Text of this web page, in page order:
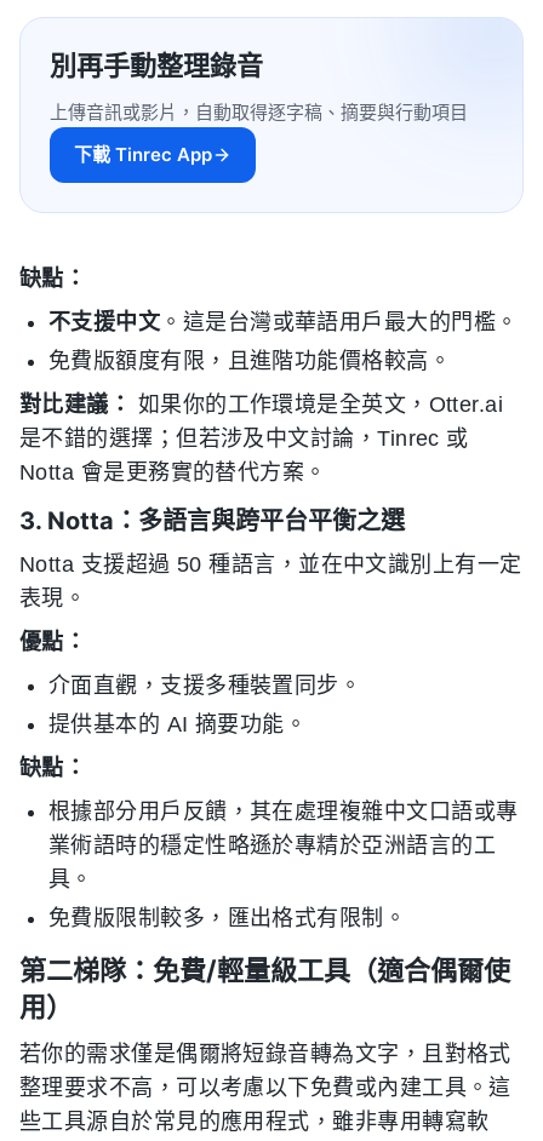
別再手動整理錄音
上傳音訊或影片，自動取得逐字稿、摘要與行動項目
下載 Tinrec App
缺點：
不支援中文 。這是台灣或華語用戶最大的門檻。
免費版額度有限，且進階功能價格較高。
對比建議：
如果你的工作環境是全英文，Otter.ai
是不錯的選擇；但若涉及中文討論，Tinrec 或
Notta 會是更務實的替代方案。
3. Notta：多語言與跨平台平衡之選
Notta 支援超過 50 種語言，並在中文識別上有一定
表現。
優點：
介面直觀，支援多種裝置同步。
提供基本的 AI 摘要功能。
缺點：
根據部分用戶反饋，其在處理複雜中文口語或專
業術語時的穩定性略遜於專精於亞洲語言的工
具。
免費版限制較多，匯出格式有限制。
第二梯隊：免費/輕量級工具（適合偶爾使
用）
若你的需求僅是偶爾將短錄音轉為文字，且對格式
整理要求不高，可以考慮以下免費或內建工具。這
些工具源自於常見的應用程式，雖非專用轉寫軟